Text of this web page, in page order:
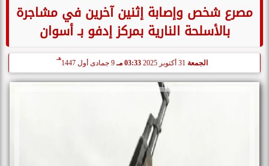
مصرع شخص وإصابة إثنين آخرين في مشاجرة
بالأسلحة النارية بمركز إدفو بـ أسوان
الجمعة 03:33 مـ 9 جمادى أول 1447
هـ